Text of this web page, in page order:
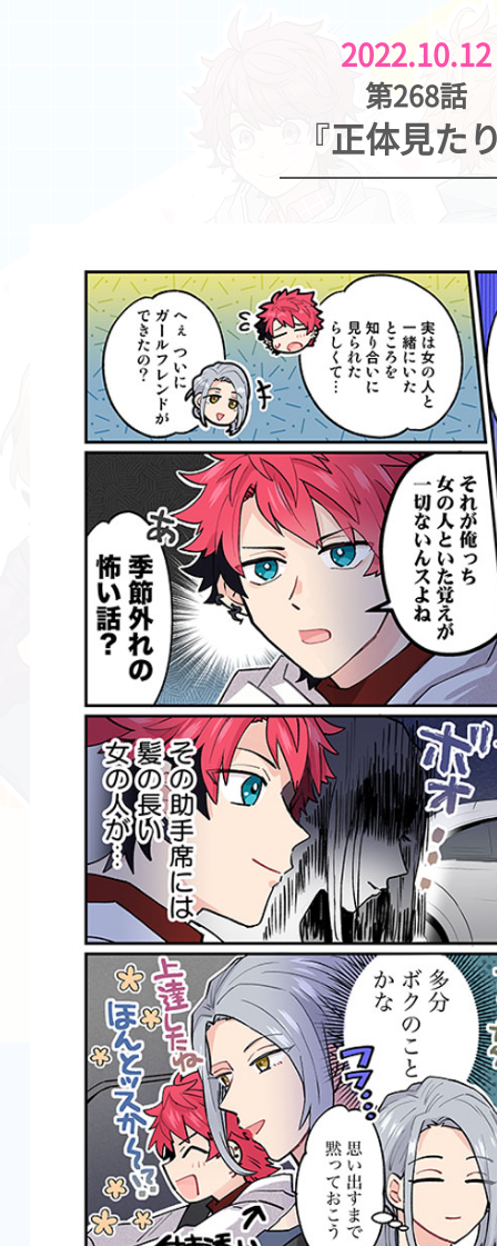
2022.10.12
第268話
『正体見た